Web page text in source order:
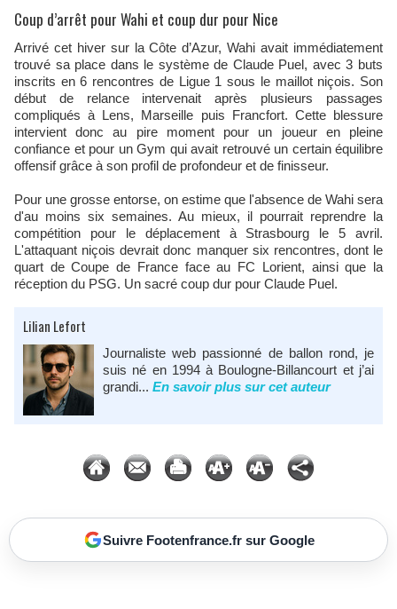
Coup d’arrêt pour Wahi et coup dur pour Nice
Arrivé cet hiver sur la Côte d’Azur, Wahi avait immédiatement
trouvé sa place dans le système de Claude Puel, avec 3 buts
inscrits en 6 rencontres de Ligue 1 sous le maillot niçois. Son
début de relance intervenait après plusieurs passages
compliqués à Lens, Marseille puis Francfort. Cette blessure
intervient donc au pire moment pour un joueur en pleine
confiance et pour un Gym qui avait retrouvé un certain équilibre
offensif grâce à son profil de profondeur et de finisseur.
Pour une grosse entorse, on estime que l'absence de Wahi sera
d'au moins six semaines. Au mieux, il pourrait reprendre la
compétition pour le déplacement à Strasbourg le 5 avril.
L'attaquant niçois devrait donc manquer six rencontres, dont le
quart de Coupe de France face au FC Lorient, ainsi que la
réception du PSG. Un sacré coup dur pour Claude Puel.
Lilian Lefort
Journaliste web passionné de ballon rond, je
suis né en 1994 à Boulogne-Billancourt et j’ai
grandi... En savoir plus sur cet auteur
Suivre Footenfrance.fr sur Google